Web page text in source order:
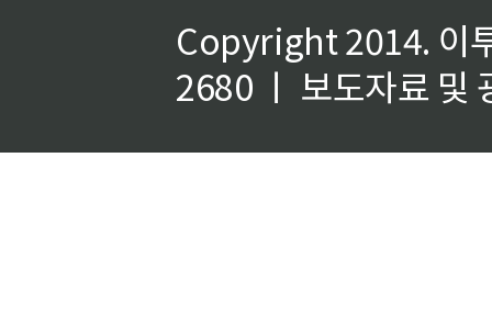
Copyright 2014. 이
2680 ㅣ 보도자료